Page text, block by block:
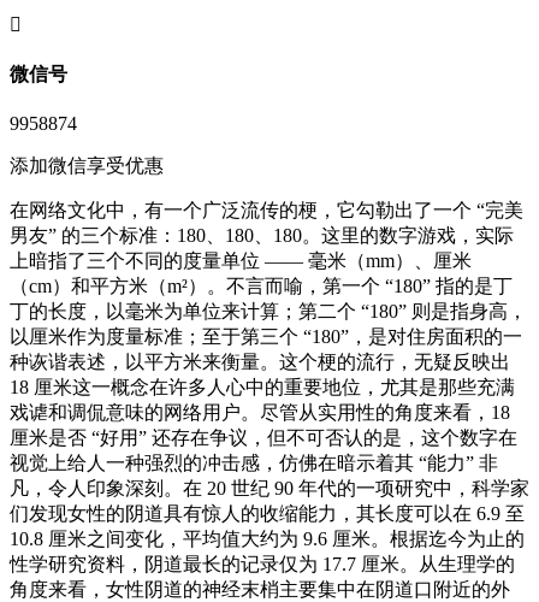
󦘖
微信号
9958874
添加微信享受优惠
在网络文化中，有一个广泛流传的梗，它勾勒出了一个 “完美
男友” 的三个标准：180、180、180。这里的数字游戏，实际
上暗指了三个不同的度量单位 —— 毫米（mm）、厘米
（cm）和平方米（m²）。不言而喻，第一个 “180” 指的是丁
丁的长度，以毫米为单位来计算；第二个 “180” 则是指身高，
以厘米作为度量标准；至于第三个 “180”，是对住房面积的一
种诙谐表述，以平方米来衡量。这个梗的流行，无疑反映出
18 厘米这一概念在许多人心中的重要地位，尤其是那些充满
戏谑和调侃意味的网络用户。尽管从实用性的角度来看，18
厘米是否 “好用” 还存在争议，但不可否认的是，这个数字在
视觉上给人一种强烈的冲击感，仿佛在暗示着其 “能力” 非
凡，令人印象深刻。在 20 世纪 90 年代的一项研究中，科学家
们发现女性的阴道具有惊人的收缩能力，其长度可以在 6.9 至
10.8 厘米之间变化，平均值大约为 9.6 厘米。根据迄今为止的
性学研究资料，阴道最长的记录仅为 17.7 厘米。从生理学的
角度来看，女性阴道的神经末梢主要集中在阴道口附近的外